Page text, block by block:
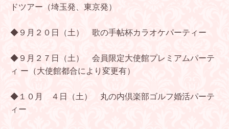
ドツアー（埼玉発、東京発）
◆９月２０日（土） 歌の手帖杯カラオケパーティー
◆９月２７日（土） 会員限定大使館プレミアムパーテ
ィ ー（大使館都合により変更有）
◆１０月 ４日（土） 丸の内倶楽部ゴルフ婚活パーテ
ィー